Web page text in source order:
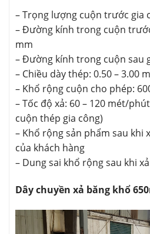
– Trọng lượng cuộn trước gia
– Đường kính trong cuộn
mm
– Đường kính trong cuộn sau
– Chiều dày thép: 0.50 – 3.00
– Khổ rộng cuộn cho phép:
– Tốc độ xả: 60 – 120 mét/
cuộn thép gia công)
– Khổ rộng sản phẩm sau khi
của khách hàng
– Dung sai khổ rộng sau khi
Dây chuyền xả băng khổ